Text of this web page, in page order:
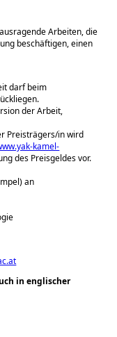
Arbeiten, die
beschäftigen, einen
darf beim
der Arbeit,
Preisträgers/in wird
kamel-
des Preisgeldes vor.
an
in englischer